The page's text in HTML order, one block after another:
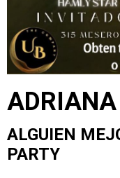
ALGUIEN
PARTY